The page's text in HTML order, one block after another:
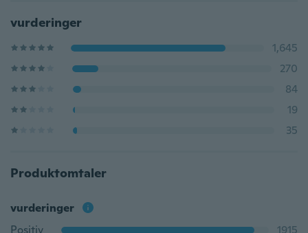
vurderinger
1,645
270
84
19
35
Produktomtaler
vurderinger
Positiv
1915